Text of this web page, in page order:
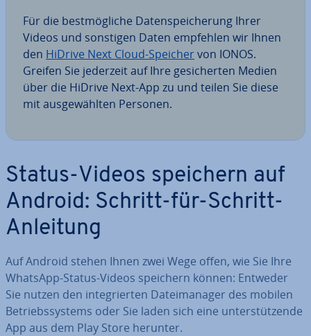
Für die best­mög­li­che Da­ten­spei­che­rung Ihrer
Videos und sonstigen Daten empfehlen wir Ihnen
den HiDrive Next Cloud-Speichervon IONOS.
Greifen Sie jederzeit auf Ihre ge­si­cher­ten Medien
über die HiDrive Next-App zu und teilen Sie diese
mit aus­ge­wähl­ten Personen.
Status-Videos speichern auf
Android: Schritt-für-Schritt-
Anleitung
Auf Android stehen Ihnen zwei Wege offen, wie Sie Ihre
WhatsApp-Status-Videos speichern können: Entweder
Sie nutzen den in­te­grier­ten Da­tei­ma­na­ger des mobilen
Be­triebs­sys­tems oder Sie laden sich eine un­ter­stüt­zen­de
App aus dem Play Store herunter.